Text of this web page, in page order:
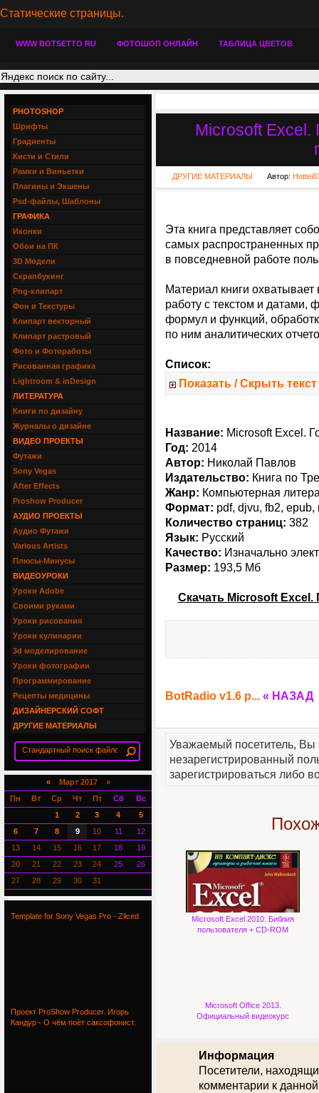
Статические страницы.
WWW BOTSETTO RU ФОТОШОП ОНЛАЙН ТАБЛИЦА ЦВЕТОВ
Microsoft Excel.
ДРУГИЕ МАТЕРИАЛЫ Автор:
Эта книга представляет
самых распространенных
в повседневной работе
Материал книги
работу с текстом и
формул и функций,
по ним аналитических
Список:
Показать / Скрыть текст
Название: Microsoft Excel.
Год: 2014
Автор: Николай Павлов
Издательство: Книга по
Жанр: Компьютерная
Формат: pdf, djvu, fb2, epub,
Количество страниц: 382
Язык: Русский
Качество: Изначально
Размер: 193,5 Мб
Скачать Microsoft
BotRadio v1.6 p... « НАЗАД
Уважаемый посетитель, Вы
незарегистрированный
зарегистрироваться либо
Microsoft Excel 2010. Библия
пользователя + CD-ROM
Microsoft Office 2013.
Официальный видеокурс
Информация
Посетители,
комментарии к
PHOTOSHOP
Шрифты
Градиенты
Кисти и Стили
Рамки и Виньетки
Плагины и Экшены
Psd-файлы, Шаблоны
ГРАФИКА
Иконки
Обои на ПК
3D Модели
Скрапбукинг
Png-клипарт
Фон и Текстуры
Клипарт векторный
Клипарт растровый
Фото и Фотоработы
Рисованная графика
Lightroom & inDesign
ЛИТЕРАТУРА
Книги по дизайну
Журналы о дизайне
ВИДЕО ПРОЕКТЫ
Футажи
Sony Vegas
After Effects
Proshow Producer
АУДИО ПРОЕКТЫ
Аудио Футажи
Various Artists
Плюсы-Минусы
ВИДЕОУРОКИ
Уроки Adobe
Своими руками
Уроки рисования
Уроки кулинарии
3d моделирование
Уроки фотографии
Программирование
Рецепты медицины
ДИЗАЙНЕРСКИЙ СОФТ
ДРУГИЕ МАТЕРИАЛЫ
«Март 2017 »
Пн
Вт Ср Чт Пт Сб
Вс
1
2 3 4
5
6
7 8 9 10 11
12
13
14 15 16 17 18
19
20
21 22 23 24 25
26
27
28 29 30 31
Template for Sony Vegas Pro - Zliced
Проект ProShow Producer. Игорь
Кандур - О чём поёт саксофонист.